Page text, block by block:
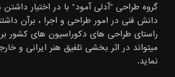
گروه طراحی "آدلی آمود" با در اختیار
دانش فنی در امور طراحی و اجرا ، برآن
راستای طراحی های دکوراسیون های کشور
میتواند در اثر بخشی تلفیق هنر ایرانی و
نماید.